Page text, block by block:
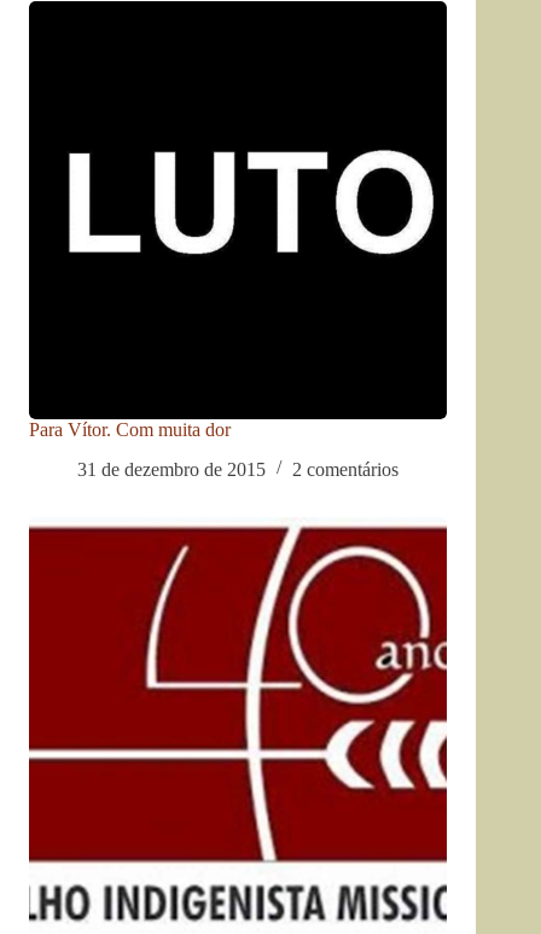
Para Vítor. Com muita dor
31 de dezembro de 2015
2 comentários